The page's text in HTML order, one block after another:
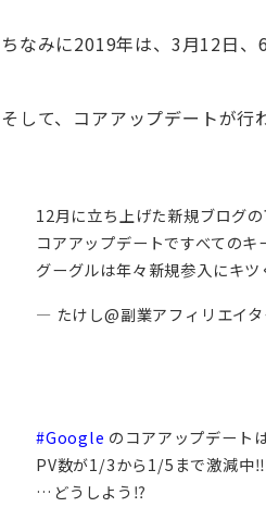
ちなみに2019年は、3月12日、
そして、コアアップデートが行
12月に立ち上げた新規ブログ
コアアップデートですべての
グーグルは年々新規参入にキ
— たけし@副業アフィリエイ
#Google のコアアップデート
PV数が1/3から1/5まで激減中
…どうしよう⁉️